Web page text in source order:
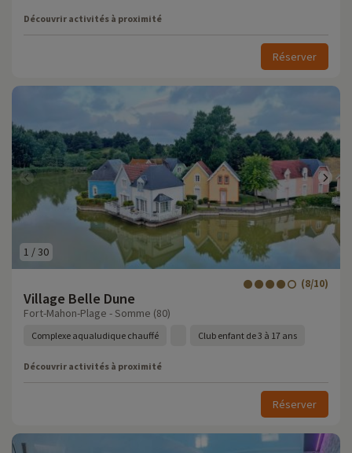
Découvrir activités à proximité
Réserver
1 /30
Village Belle Dune
(8/10)
Fort-Mahon-Plage - Somme (80)
Complexe aqualudique chauffé Club enfant de 3 à 17 ans
Découvrir activités à proximité
Réserver